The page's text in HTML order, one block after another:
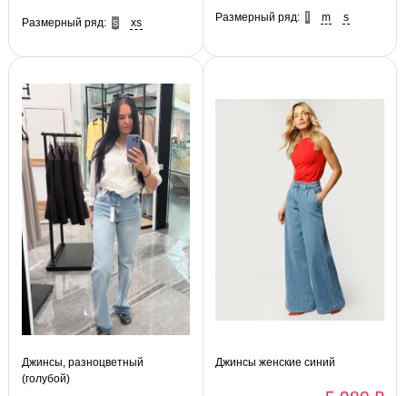
Размерный ряд: s xs Размерный ряд: l m s
Джинсы, разноцветный
(голубой)
Джинсы женские синий